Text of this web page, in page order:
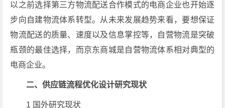
以之前选择第三方物流配送合作模式的电商企业也开始逐
步向自建物流体系转型。从未来发展趋势来看，要想保证
物流配送的质量、速度以及信息掌控等，自营物流是突破
瓶颈的最佳选择，而京东商城是自营物流体系相对典型的
电商企业。
二、供应链流程优化设计研究现状
1 国外研究现状